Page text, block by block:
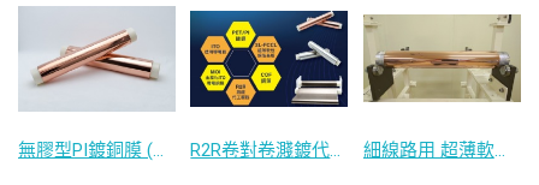
無膠型PI鍍銅膜 (聚醯亞胺膜鍍銅) R2R卷對卷濺鍍代工服務 細線路用 超薄軟性銅箔基板